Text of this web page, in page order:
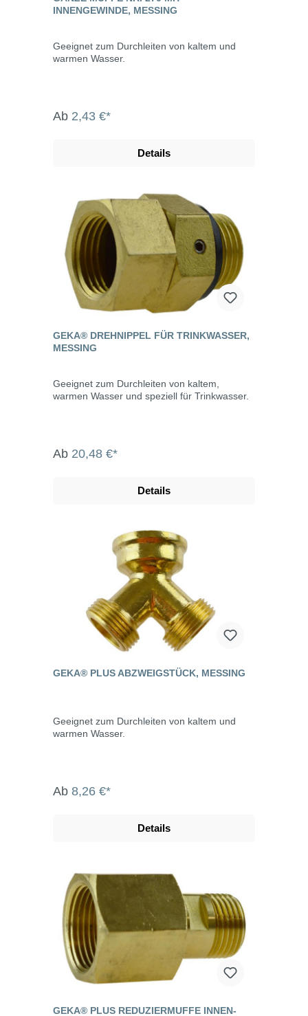
INNENGEWINDE, MESSING
Geeignet zum Durchleiten von kaltem und
warmen Wasser.
Ab 2,43 €*
Details
GEKA® DREHNIPPEL FÜR TRINKWASSER,
MESSING
Geeignet zum Durchleiten von kaltem,
warmen Wasser und speziell für Trinkwasser.
Ab 20,48 €*
Details
GEKA® PLUS ABZWEIGSTÜCK, MESSING
Geeignet zum Durchleiten von kaltem und
warmen Wasser.
Ab 8,26 €*
Details
GEKA® PLUS REDUZIERMUFFE INNEN-